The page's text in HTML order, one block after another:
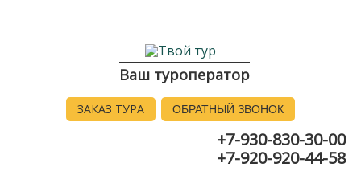
Ваш туроператор
ЗАКАЗ ТУРА ОБРАТНЫЙ ЗВОНОК
+7-930-830-30-00
+7-920-920-44-58